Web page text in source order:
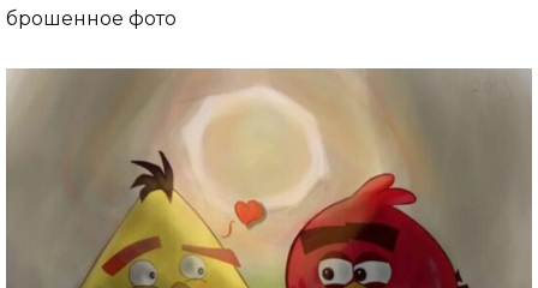
брошенное фото